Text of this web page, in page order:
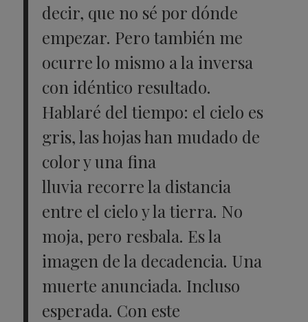
decir, que no sé por dónde
empezar. Pero también me
ocurre lo mismo a la inversa
con idéntico resultado.
Hablaré del tiempo: el cielo es
gris, lashojas han mudado de
color y una fina
lluvia recorre la distancia
entre el cieloy la tierra. No
moja, pero resbala. Es la
imagen de la decadencia. Una
muerte anunciada. Incluso
esperada. Con este